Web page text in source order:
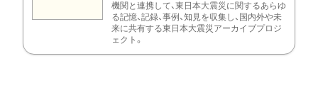
機関と連携して、東日本大震災に関するあらゆ
る記憶、記録、事例、知見を収集し、国内外や未
来に共有する東日本大震災アーカイブプロジ
ェクト。